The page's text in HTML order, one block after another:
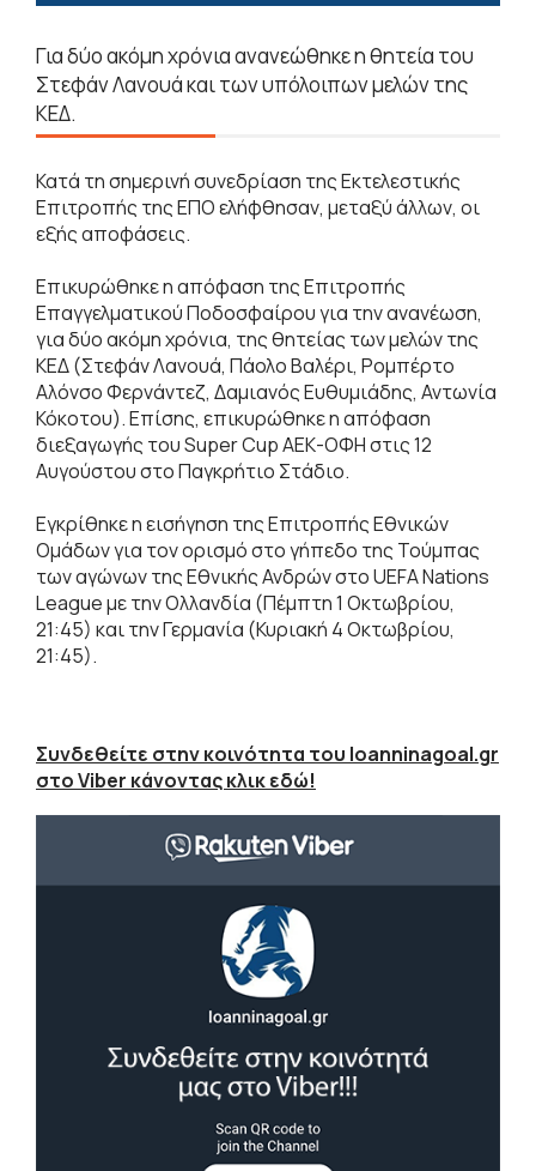
Για δύο ακόμη χρόνια ανανεώθηκε η θητεία του
Στεφάν Λανουά και των υπόλοιπων μελών της
ΚΕΔ.
Κατά τη σημερινή συνεδρίαση της Εκτελεστικής
Επιτροπής της ΕΠΟ ελήφθησαν, μεταξύ άλλων, οι
εξής αποφάσεις.
Επικυρώθηκε η απόφαση της Επιτροπής
Επαγγελματικού Ποδοσφαίρου για την ανανέωση,
για δύο ακόμη χρόνια, της θητείας των μελών της
ΚΕΔ (Στεφάν Λανουά, Πάολο Βαλέρι, Ρομπέρτο
Αλόνσο Φερνάντεζ, Δαμιανός Ευθυμιάδης, Αντωνία
Κόκοτου). Επίσης, επικυρώθηκε η απόφαση
διεξαγωγής του Super Cup ΑΕΚ-ΟΦΗ στις 12
Αυγούστου στο Παγκρήτιο Στάδιο.
Εγκρίθηκε η εισήγηση της Επιτροπής Εθνικών
Ομάδων για τον ορισμό στο γήπεδο της Τούμπας
των αγώνων της Εθνικής Ανδρών στο UEFA Nations
League με την Ολλανδία (Πέμπτη 1 Οκτωβρίου,
21:45) και την Γερμανία (Κυριακή 4 Οκτωβρίου,
21:45).
Συνδεθείτε στην κοινότητα του Ioanninagoal.gr
στο Viber κάνοντας κλικ εδώ!